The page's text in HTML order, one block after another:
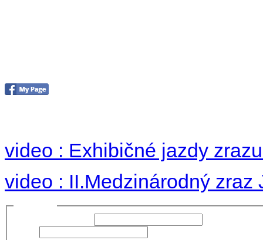
video : Exhibičné jazdy
video : II.Medzinárodný zraz